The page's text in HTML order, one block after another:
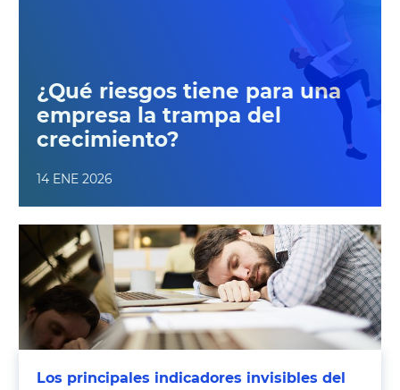
¿Qué riesgos tiene para una
empresa la trampa del
crecimiento?
14 ENE 2026
Los principales indicadores invisibles del